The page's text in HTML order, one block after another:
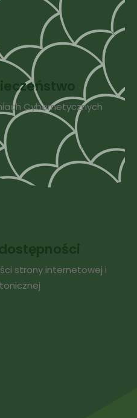
Cybernetycznych
strony internetowej i